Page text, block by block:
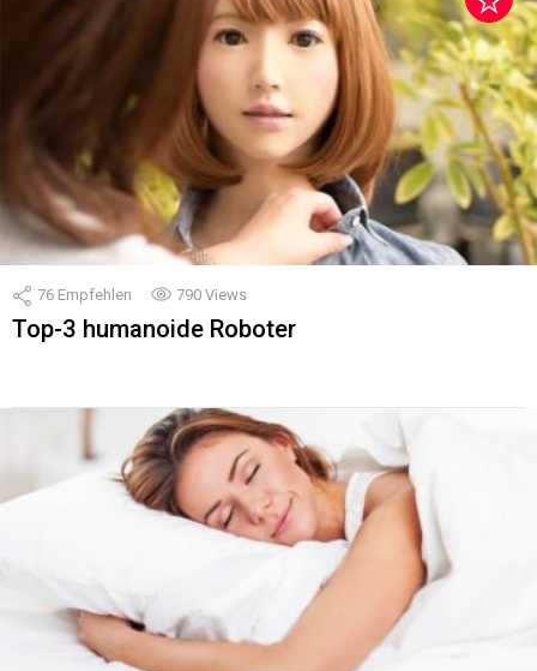
76 Empfehlen 790 Views
Top-3 humanoide Roboter